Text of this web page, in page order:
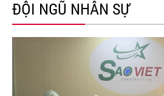
ĐỘI NGŨ NHÂN SỰ